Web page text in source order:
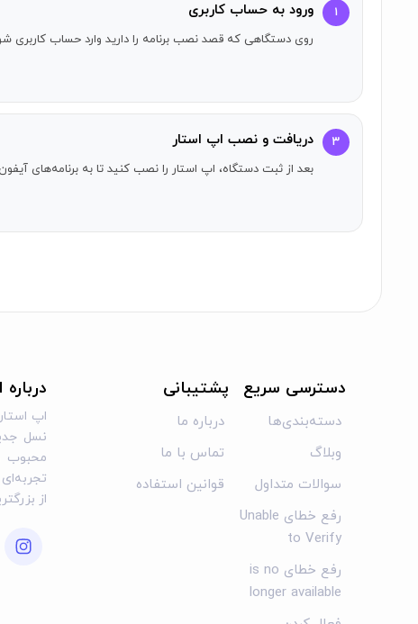
۱ ورود به حساب کاربری
روی دستگاهی که قصد نصب برنامه را دارید وارد حساب کاربری
۳ دریافت و نصب اپ استار
بعد از ثبت دستگاه، اپ استار را نصب کنید تا به برنامه‌های
دسترسی سریع
دسته‌بندی‌ها
وبلاگ
سوالات متداول
رفع خطای Unable
to Verify
رفع خطای is no
longer available
پشتیبانی
درباره ما
تماس با ما
قوانین استفاده
اپ
نسل
محبوب
تجربه‌ای
از